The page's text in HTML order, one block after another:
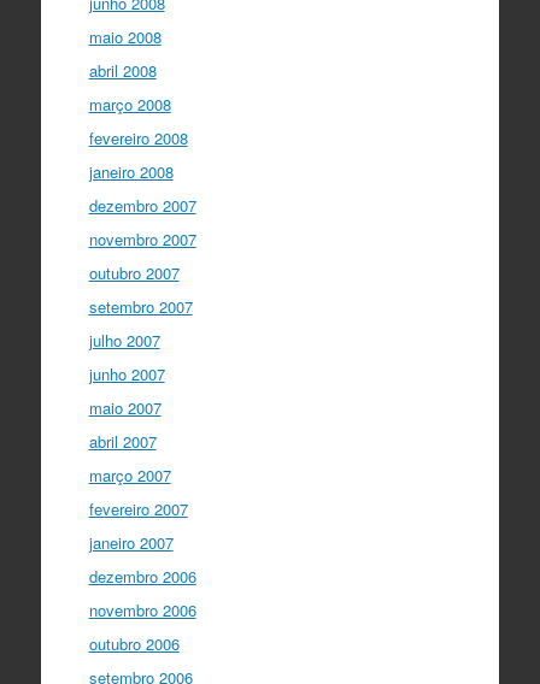
maio 2008
abril 2008
março 2008
fevereiro 2008
janeiro 2008
dezembro 2007
novembro 2007
outubro 2007
setembro 2007
julho 2007
junho 2007
maio 2007
abril 2007
março 2007
fevereiro 2007
janeiro 2007
dezembro 2006
novembro 2006
outubro 2006
setembro 2006